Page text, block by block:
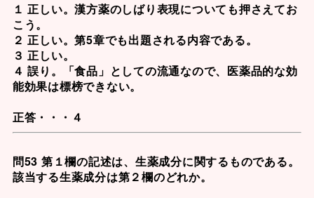
１ 正しい。漢方薬のしばり表現についても押さえてお
こう。
２ 正しい。第5章でも出題される内容である。
３ 正しい。
４ 誤り。「食品」としての流通なので、医薬品的な効
能効果は標榜できない。
正答・・・４
問53 第１欄の記述は、生薬成分に関するものである。
該当する生薬成分は第２欄のどれか。